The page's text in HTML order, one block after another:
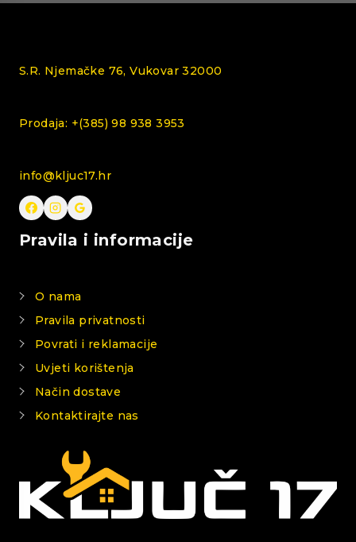
S.R. Njemačke 76, Vukovar 32000
Prodaja: +(385) 98 938 3953
info@kljuc17.hr
Pravila i informacije
O nama
Pravila privatnosti
Povrati i reklamacije
Uvjeti korištenja
Način dostave
Kontaktirajte nas